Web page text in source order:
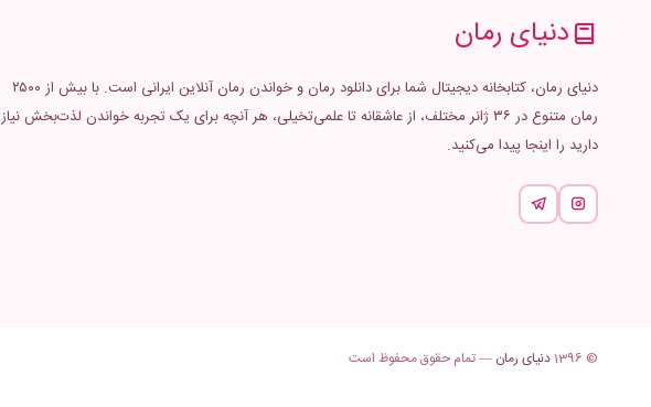
دنیای رمان
دنیای رمان، کتابخانه دیجیتال شما برای دانلود رمان و خواندن رمان آنلاین ایرانی است. با بیش از ۲۵۰۰
رمان متنوع در ۳۶ ژانر مختلف، از عاشقانه تا علمی‌تخیلی، هر آنچه برای یک تجربه خواندن لذت‌بخش نیاز
دارید را اینجا پیدا می‌کنید.
© 1396 دنیای رمان — تمام حقوق محفوظ است